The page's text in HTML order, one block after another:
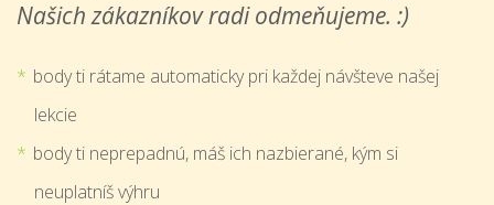
Našich zákazníkov radi odmeňujeme. :)
body ti rátame automaticky pri každej návšteve našej
lekcie
body ti neprepadnú, máš ich nazbierané, kým si
neuplatníš výhru